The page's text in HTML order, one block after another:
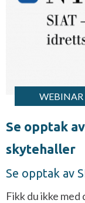
WEBINAR
Se opptak
skytehaller
Se opptak av
Fikk du ikke